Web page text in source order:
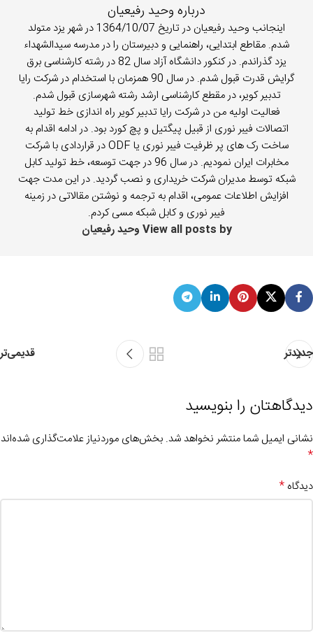
درباره وحید رفیعیان
اینجانب وحید رفیعیان در تاریخ 1364/10/07 در شهر یزد متولد
شدم. مقاطع ابتدایی، راهنمایی و دبیرستان را در مدرسه سیدالشهداء
یزد گذراندم. در کنکور دانشگاه آزاد سال 82 در رشته کارشناسی برق
گرایش قدرت قبول شدم. در سال 90 همزمان با استخدام در شرکت رایا
تدبیر کویر، در مقطع کارشناسی ارشد رشته شهرسازی قبول شدم.
فعالیت اولیه من در شرکت رایا تدبیر کویر راه اندازی خط تولید
اتصالات فیبر نوری از قبیل پیگتیل و پچ کورد بود. در ادامه اقدام به
ساخت رک های پر ظرفیت فیبر نوری یا ODF در قراردادی با شرکت
مخابرات ایران نمودیم. در سال 96 در جهت توسعه، خط تولید کابل
شبکه توسط مدیران شرکت خریداری و نصب گردید. در این مدت جهت
افزایش اطلاعات عمومی، اقدام به ترجمه و نوشتن مقالاتی در زمینه
فیبر نوری و کابل شبکه مسی کردم.
View all posts by وحید رفیعیان
جدیدتر قدیمی‌تر
دیدگاهتان را بنویسید
نشانی ایمیل شما منتشر نخواهد شد. بخش‌های موردنیاز علامت‌گذاری شده‌اند
*
دیدگاه *